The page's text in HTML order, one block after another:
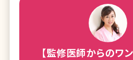
【監修医師からのワン